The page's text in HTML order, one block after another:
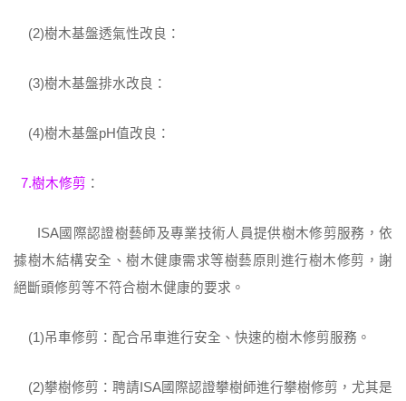
(2)樹木基盤透氣性改良：
(3)樹木基盤排水改良：
(4)樹木基盤pH值改良：
7.樹木修剪 ：
ISA國際認證樹藝師及專業技術人員提供樹木修剪服務，依
據樹木結構安全、樹木健康需求等樹藝原則進行樹木修剪，謝
絕斷頭修剪等不符合樹木健康的要求。
(1)吊車修剪：配合吊車進行安全、快速的樹木修剪服務。
(2)攀樹修剪：聘請ISA國際認證攀樹師進行攀樹修剪，尤其是